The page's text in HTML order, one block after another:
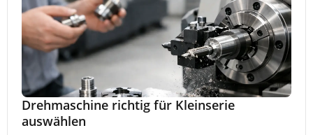
Drehmaschine richtig für Kleinserie
auswählen